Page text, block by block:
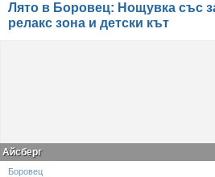
Лято в Боровец: Нощувка със
релакс зона и детски кът
Айсберг
Боровец